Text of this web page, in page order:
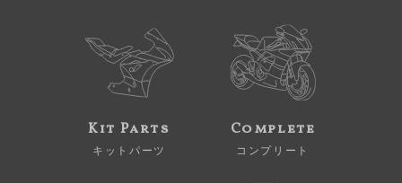
Kit Parts
キットパーツ
Complete
コンプリート